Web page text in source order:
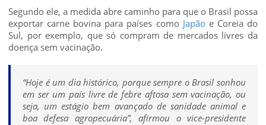
Segundo ele, a medida abre caminho para que o Brasil possa
exportar carne bovina para países como Japãoe Coreia do
Sul, por exemplo, que só compram de mercados livres da
doença sem vacinação.
“Hoje é um dia histórico, porque sempre o Brasil sonhou
em ser um país livre de febre aftosa sem vacinação, ou
seja, um estágio bem avançado de sanidade animal e
boa defesa agropecuária”, afirmou o vice-presidente